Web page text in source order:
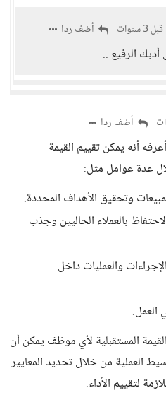
قبل 3 سنوات أضف ردا
الرفيع ..
أضف ردا
أنه يمكن تقييم القيمة
عدة عوامل مثل:
وتحقيق الأهداف المحددة.
بالعملاء الحاليين وجذب
والعمليات داخل
العمل.
المستقبلية لأي موظف يمكن أن
العملية من خلال تحديد المعايير
لتقييم الأداء.